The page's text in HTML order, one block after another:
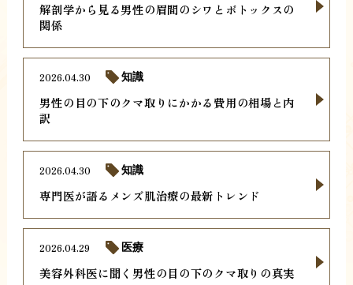
解剖学から見る男性の眉間のシワとボトックスの
関係
男性の目の下のクマ取りにかかる費用の相場と内
訳
2026.04.30 知識
専門医が語るメンズ肌治療の最新トレンド
2026.04.30 知識
美容外科医に聞く男性の目の下のクマ取りの真実
2026.04.29 医療